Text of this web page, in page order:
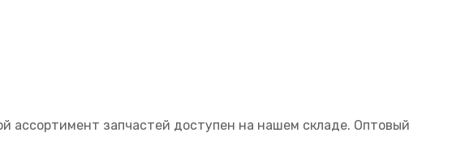
ассортимент запчастей доступен на нашем складе. Оптовый